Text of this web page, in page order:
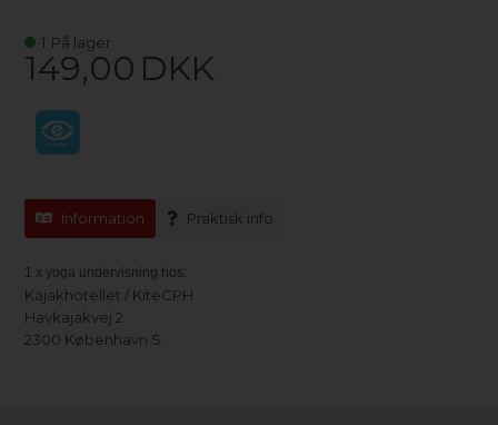
1 På lager
149,00 DKK
Information Praktisk info
1 x yoga undervisning hos:
Kajakhotellet / KiteCPH
Havkajakvej 2
2300 København S.